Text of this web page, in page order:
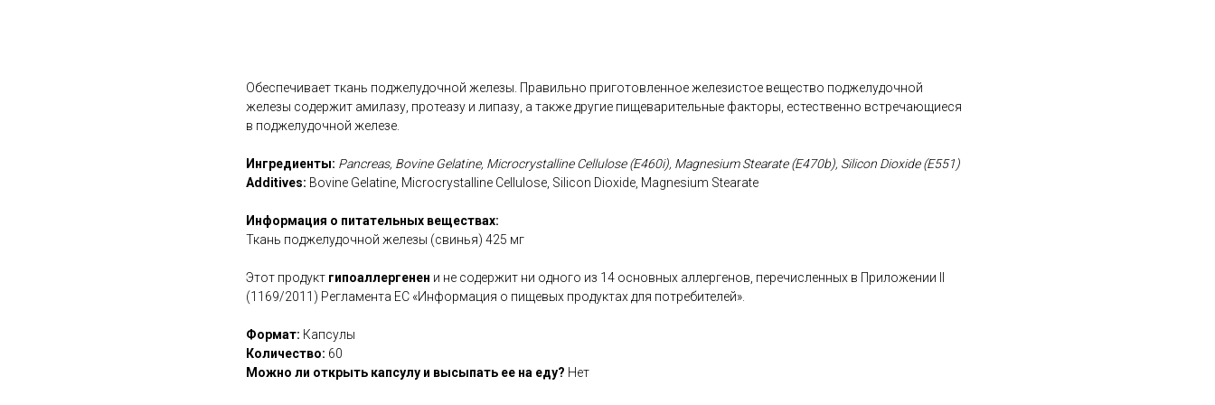
Обеспечивает ткань поджелудочной железы. Правильно приготовленное железистое вещество поджелудочной
железы содержит амилазу, протеазу и липазу, а также другие пищеварительные факторы, естественно встречающиеся
в поджелудочной железе.
Ингредиенты: Pancreas, Bovine Gelatine, Microcrystalline Cellulose (E460i), Magnesium Stearate (E470b), Silicon Dioxide (E551)
Additives: Bovine Gelatine, Microcrystalline Cellulose, Silicon Dioxide, Magnesium Stearate
Информация о питательных веществах:
Ткань поджелудочной железы (свинья) 425 мг
Этот продукт гипоаллергенен и не содержит ни одного из 14 основных аллергенов, перечисленных в Приложении II
(1169/2011) Регламента ЕС «Информация о пищевых продуктах для потребителей».
Формат: Капсулы
Количество: 60
Можно ли открыть капсулу и высыпать ее на еду? Нет